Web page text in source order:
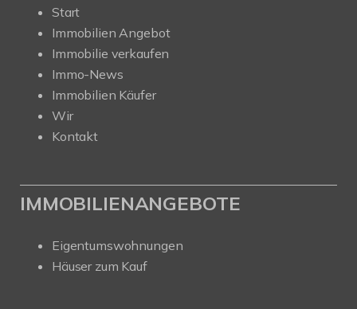
Start
Immobilien Angebot
Immobilie verkaufen
Immo-News
Immobilien Käufer
Wir
Kontakt
IMMOBILIENANGEBOTE
Eigentumswohnungen
Häuser zum Kauf